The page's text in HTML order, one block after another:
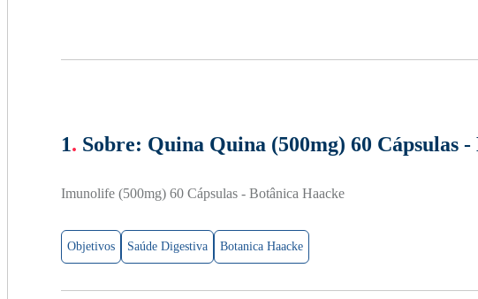
1. Sobre: Quina Quina (500mg) 60 Cápsulas
Imunolife (500mg) 60 Cápsulas - Botânica Haacke
Objetivos Saúde Digestiva Botanica Haacke